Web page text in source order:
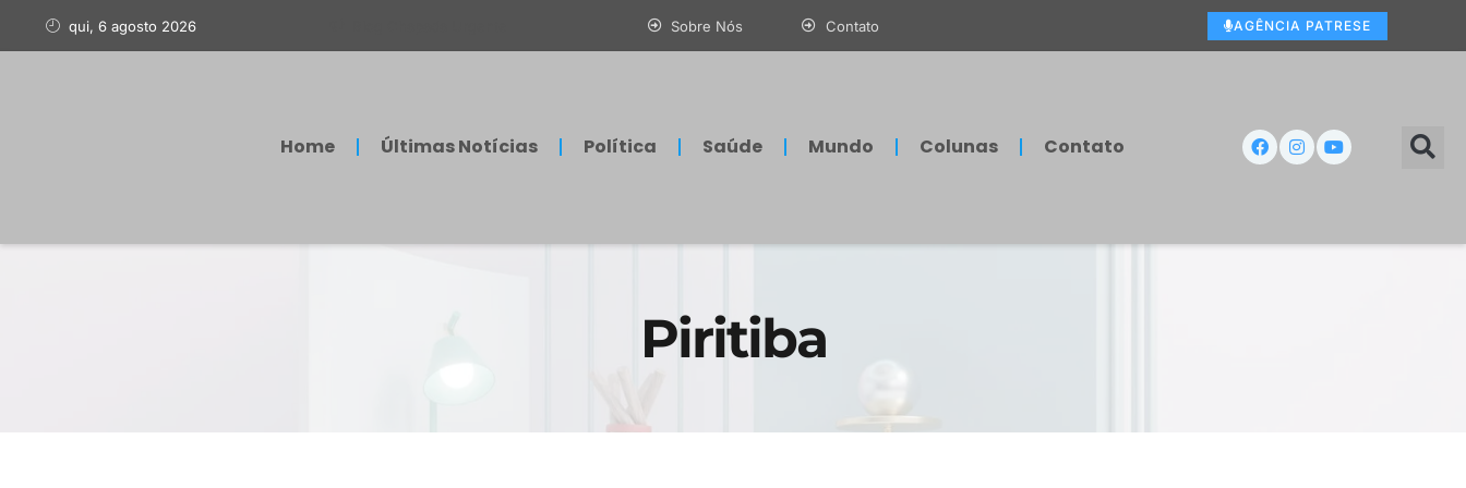
qui, 6 agosto 2026 Sobre Nós Contato AGÊNCIA PATRESE
Home Últimas Notícias Política Saúde Mundo Colunas Contato
Piritiba